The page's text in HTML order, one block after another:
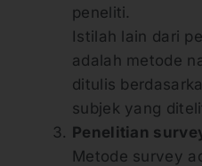
peneliti.
Istilah lain dari
adalah metode
ditulis
subjek yang
Penelitian
Metode survey